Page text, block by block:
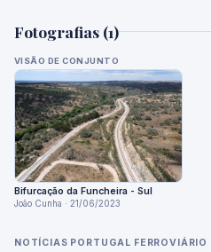
Fotografias (1)
VISÃO DE CONJUNTO
Bifurcação da Funcheira - Sul
João Cunha · 21/06/2023
NOTÍCIAS PORTUGAL FERROVIÁRIO